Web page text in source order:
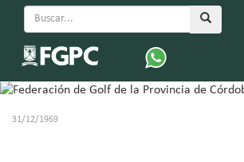
31/12/1969